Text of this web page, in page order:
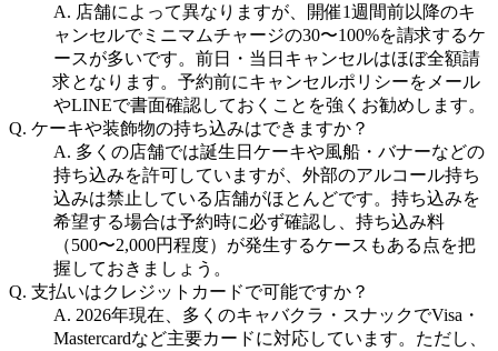
A. 店舗によって異なりますが、開催1週間前以降のキ
ャンセルでミニマムチャージの30〜100%を請求するケ
ースが多いです。前日・当日キャンセルはほぼ全額請
求となります。予約前にキャンセルポリシーをメール
やLINEで書面確認しておくことを強くお勧めします。
Q. ケーキや装飾物の持ち込みはできますか？
A. 多くの店舗では誕生日ケーキや風船・バナーなどの
持ち込みを許可していますが、外部のアルコール持ち
込みは禁止している店舗がほとんどです。持ち込みを
希望する場合は予約時に必ず確認し、持ち込み料
（500〜2,000円程度）が発生するケースもある点を把
握しておきましょう。
Q. 支払いはクレジットカードで可能ですか？
A. 2026年現在、多くのキャバクラ・スナックでVisa・
Mastercardなど主要カードに対応しています。ただし、